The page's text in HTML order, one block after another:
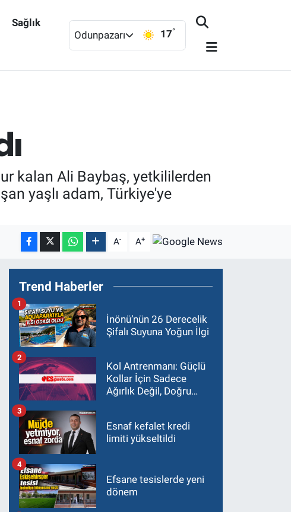
Sağlık
Odunpazarı 17°
kalan Ali Baybaş, yetkililerden
yaşlı adam, Türkiye'ye
A- A+
Trend Haberler
İnönü’nün 26 Derecelik
Şifalı Suyuna Yoğun İlgi
1
Kol Antrenmanı: Güçlü
Kollar İçin Sadece
Ağırlık Değil, Doğru
2
Esnaf kefalet kredi
limiti yükseltildi
3
Efsane tesislerde yeni
dönem
4